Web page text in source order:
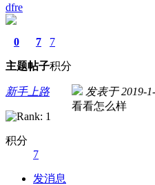
dfre
0
主题
7
帖子
7
积分
新手上路
积分
7
发消息
发表于 2019-
看看怎么样